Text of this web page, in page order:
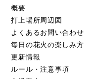
概要
打上場所周辺図
よくあるお問い合わせ
毎日の花火の楽しみ方
更新情報
ルール・注意事項